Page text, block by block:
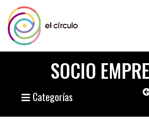
SOCIO
Categorías